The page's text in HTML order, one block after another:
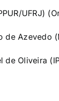
UFRJ)
de Azevedo
de Oliveira